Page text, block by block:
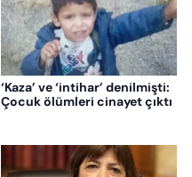
‘Kaza’ ve ‘intihar’ denilmişti:
Çocuk ölümleri cinayet çıktı